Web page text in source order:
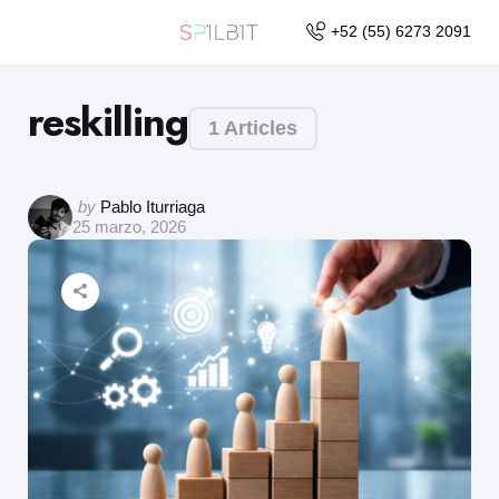
+52 (55) 6273 2091
1 Articles
reskilling
by Pablo Iturriaga
25 marzo, 2026